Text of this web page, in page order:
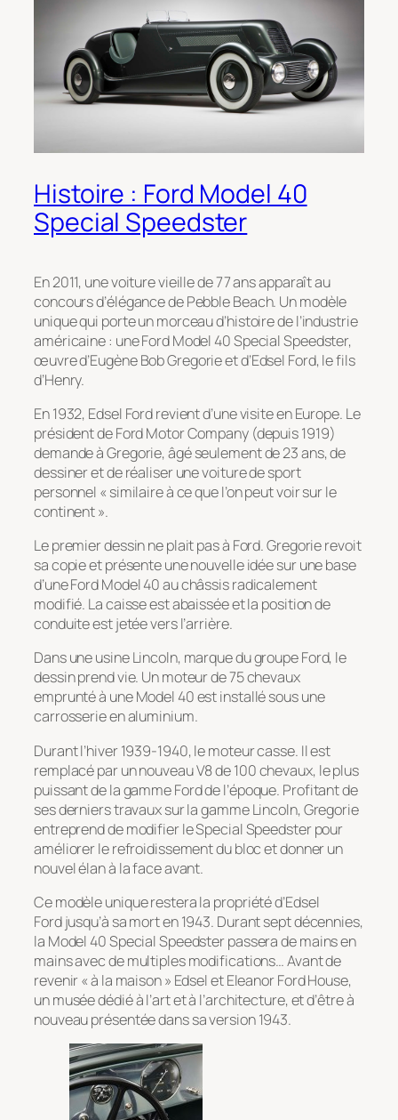
Histoire : Ford Model 40
Special Speedster
En 2011, une voiture vieille de 77 ans apparaît au
concours d’élégance de Pebble Beach. Un modèle
unique qui porte un morceau d’histoire de l’industrie
américaine : une Ford Model 40 Special Speedster,
œuvre d’Eugène Bob Gregorie et d’Edsel Ford, le fils
d’Henry.
En 1932, Edsel Ford revient d’une visite en Europe. Le
président de Ford Motor Company (depuis 1919)
demande à Gregorie, âgé seulement de 23 ans, de
dessiner et de réaliser une voiture de sport
personnel « similaire à ce que l’on peut voir sur le
continent ».
Le premier dessin ne plait pas à Ford. Gregorie revoit
sa copie et présente une nouvelle idée sur une base
d’une Ford Model 40 au châssis radicalement
modifié. La caisse est abaissée et la position de
conduite est jetée vers l’arrière.
Dans une usine Lincoln, marque du groupe Ford, le
dessin prend vie. Un moteur de 75 chevaux
emprunté à une Model 40 est installé sous une
carrosserie en aluminium.
Durant l’hiver 1939-1940, le moteur casse. Il est
remplacé par un nouveau V8 de 100 chevaux, le plus
puissant de la gamme Ford de l’époque. Profitant de
ses derniers travaux sur la gamme Lincoln, Gregorie
entreprend de modifier le Special Speedster pour
améliorer le refroidissement du bloc et donner un
nouvel élan à la face avant.
Ce modèle unique restera la propriété d’Edsel
Ford jusqu’à sa mort en 1943. Durant sept décennies,
la Model 40 Special Speedster passera de mains en
mains avec de multiples modifications… Avant de
revenir « à la maison » Edsel et Eleanor Ford House,
un musée dédié à l’art et à l’architecture, et d’être à
nouveau présentée dans sa version 1943.